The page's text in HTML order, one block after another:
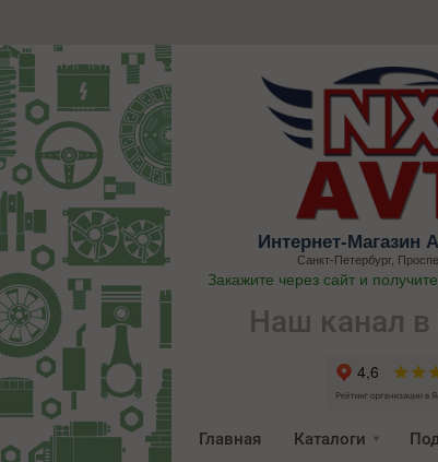
Интернет-Магазин
Санкт-Петербург,
Закажите через сайт и
Наш канал в
Главная Каталоги